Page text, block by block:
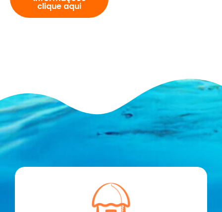
clique aqui